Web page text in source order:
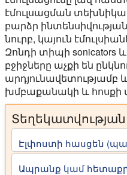
էմուլսացման տեխնիկա
բարձր
նուրբ, կայուն
Զոնդի տիպի sonicators
բջիջները աչքի են
արդյունավետությամբ
խմբաքանակի և հոսքի
Էլփոստի հասցեն
Ապրանք կամ